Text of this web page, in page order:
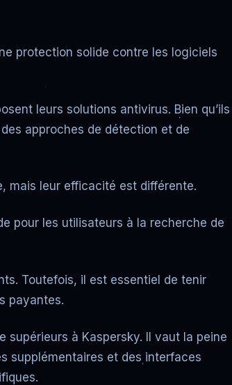
protection solide contre les logiciels
leurs solutions antivirus. Bien qu’ils
approches de détection et de
mais leur efficacité est différente.
pour les utilisateurs à la recherche de
Toutefois, il est essentiel de tenir
payantes.
supérieurs à Kaspersky. Il vaut la peine
supplémentaires et des interfaces